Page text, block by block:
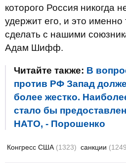
которого Россия никогда
удержит его, и это
сделать с нашими
Адам Шифф.
Читайте также: В
против РФ Запад
более жестко.
стало бы
НАТО, - Порошенко
Конгресс США (1323) санкции